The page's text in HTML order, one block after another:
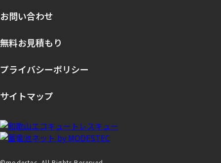
お問い合わせ
無料お見積もり
プライバシーポリシー
サイトマップ